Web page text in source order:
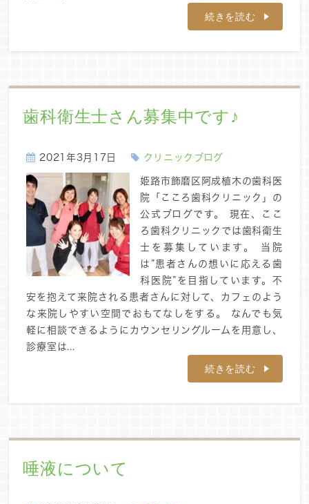
続きを読む
歯科衛生士さん募集中です♪
2021年3月17日 クリニックブログ
姫路市飾磨区阿成植木の歯科医
院「こころ歯科クリニック」の
公式ブログです。 現在、ここ
ろ歯科クリニックでは歯科衛生
士を募集しています。 当院
は”患者さんの想いに応える歯
科医院”を目指しています。 不
安を抱えて来院される患者さんに対して、カフェのよう
な来院しやすい空間でおもてなしをする。 なんでも気
軽に相談できるようにカウンセリングルームを用意し、
診療室は...
続きを読む
唾液について